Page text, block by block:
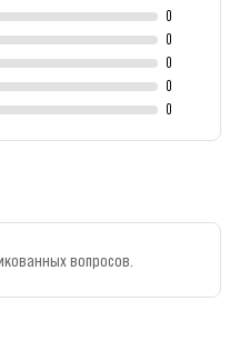
0
0
0
0
0
вопросов.